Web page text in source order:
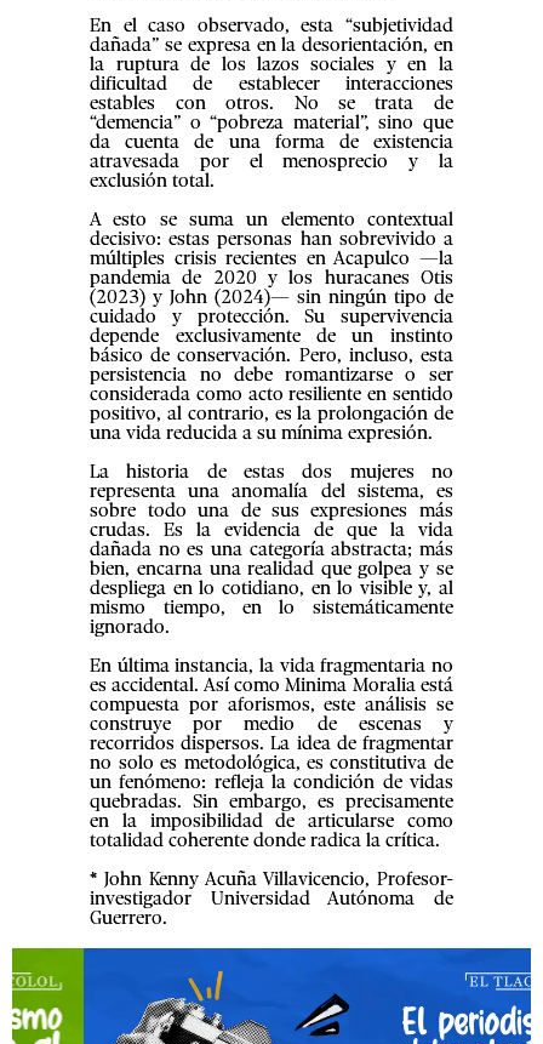
En el caso observado, esta “subjetividad
dañada” se expresa en la desorientación, en
la ruptura de los lazos sociales y en la
dificultad de establecer interacciones
estables con otros. No se trata de
“demencia” o “pobreza material”, sino que
da cuenta de una forma de existencia
atravesada por el menosprecio y la
exclusión total.
A esto se suma un elemento contextual
decisivo: estas personas han sobrevivido a
múltiples crisis recientes en Acapulco —la
pandemia de 2020 y los huracanes Otis
(2023) y John (2024)— sin ningún tipo de
cuidado y protección. Su supervivencia
depende exclusivamente de un instinto
básico de conservación. Pero, incluso, esta
persistencia no debe romantizarse o ser
considerada como acto resiliente en sentido
positivo, al contrario, es la prolongación de
una vida reducida a su mínima expresión.
La historia de estas dos mujeres no
representa una anomalía del sistema, es
sobre todo una de sus expresiones más
crudas. Es la evidencia de que la vida
dañada no es una categoría abstracta; más
bien, encarna una realidad que golpea y se
despliega en lo cotidiano, en lo visible y, al
mismo tiempo, en lo sistemáticamente
ignorado.
En última instancia, la vida fragmentaria no
es accidental. Así como Minima Moralia está
compuesta por aforismos, este análisis se
construye por medio de escenas y
recorridos dispersos. La idea de fragmentar
no solo es metodológica, es constitutiva de
un fenómeno: refleja la condición de vidas
quebradas. Sin embargo, es precisamente
en la imposibilidad de articularse como
totalidad coherente donde radica la crítica.
* John Kenny Acuña Villavicencio, Profesor-
investigador Universidad Autónoma de
Guerrero.